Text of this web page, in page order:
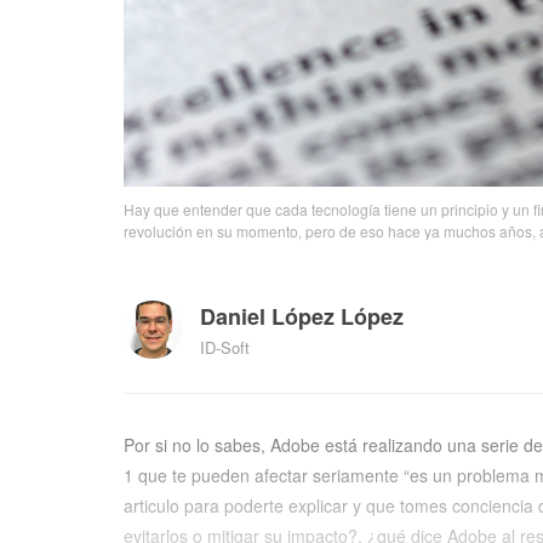
Hay que entender que cada tecnología tiene un principio y un
revolución en su momento, pero de eso hace ya muchos
Daniel López López
ID-Soft
Por si no lo sabes, Adobe está realizando una serie
1 que te pueden afectar seriamente “es un
articulo para poderte explicar y que tomes
evitarlos o mitigar su impacto?, ¿qué dice Adobe al